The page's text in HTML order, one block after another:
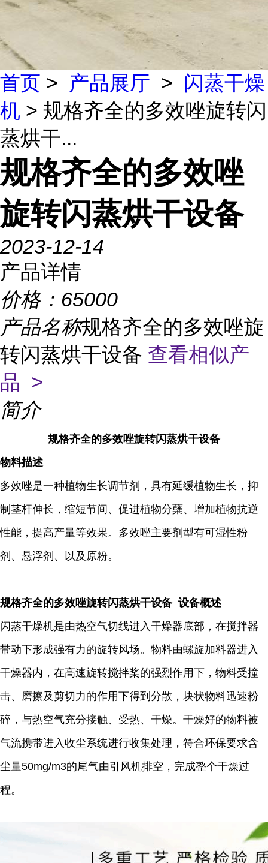
首页 > 产品展厅 > 闪蒸干燥
机 > 规格齐全的多效唑旋转闪
蒸烘干...
规格齐全的多效唑
旋转闪蒸烘干设备
2023-12-14
产品详情
价格： 65000
产品名称规格齐全的多效唑旋
转闪蒸烘干设备 查看相似产
品 >
简介
规格齐全的多效唑旋转闪蒸烘干设备
物料描述
多效唑是一种植物生长调节剂，具有延缓植物生长，抑
制茎杆伸长，缩短节间、促进植物分蘖、增加植物抗逆
性能，提高产量等效果。多效唑主要剂型有可湿性粉
剂、悬浮剂、以及原粉。
规格齐全的多效唑旋转闪蒸烘干设备 设备概述
闪蒸干燥机是由热空气切线进入干燥器底部，在搅拌器
带动下形成强有力的旋转风场。物料由螺旋加料器进入
干燥器内，在高速旋转搅拌桨的强烈作用下，物料受撞
击、磨擦及剪切力的作用下得到分散，块状物料迅速粉
碎，与热空气充分接触、受热、干燥。干燥好的物料被
气流携带进入收尘系统进行收集处理，符合环保要求含
尘量50mg/m3的尾气由引风机排空，完成整个干燥过
程。